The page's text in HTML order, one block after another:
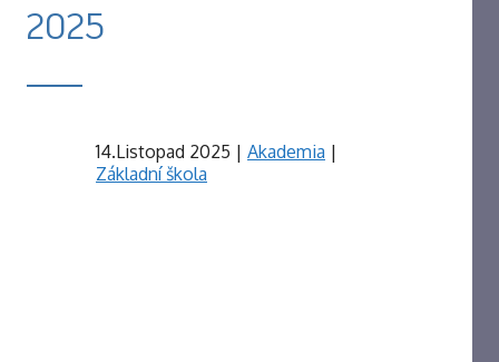
2025
14.Listopad 2025 | Akademia |
Základní škola